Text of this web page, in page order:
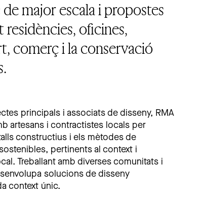
major escala i propostes
oficines,
comerç i la conservació
principals i associats de disseny, RMA
artesans i contractistes locals per
constructius i els mètodes de
pertinents al context i
Treballant amb diverses comunitats i
solucions de disseny
context únic.